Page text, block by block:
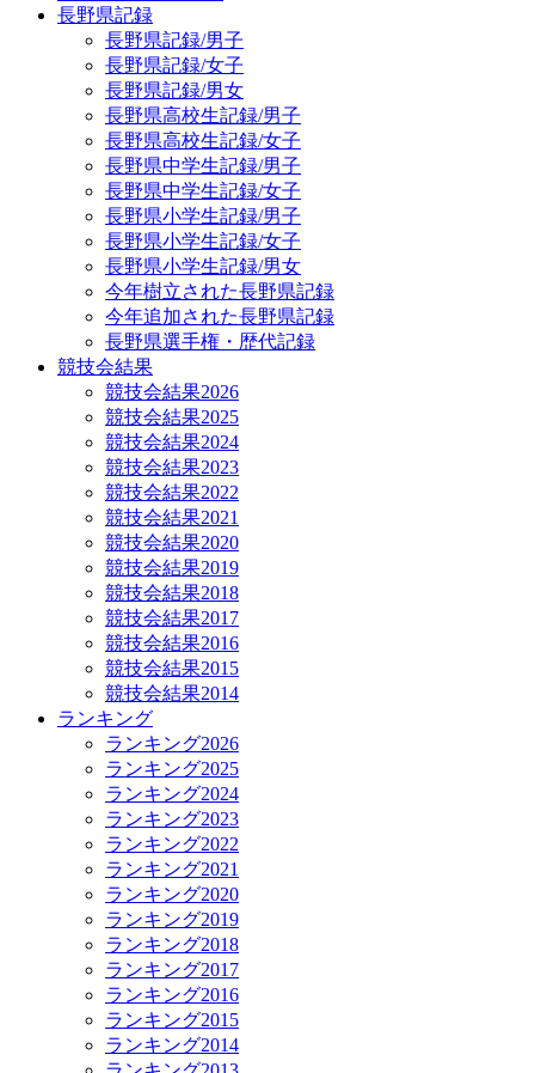
長野県記録
長野県記録/男子
長野県記録/女子
長野県記録/男女
長野県高校生記録/男子
長野県高校生記録/女子
長野県中学生記録/男子
長野県中学生記録/女子
長野県小学生記録/男子
長野県小学生記録/女子
長野県小学生記録/男女
今年樹立された長野県記録
今年追加された長野県記録
長野県選手権・歴代記録
競技会結果
競技会結果2026
競技会結果2025
競技会結果2024
競技会結果2023
競技会結果2022
競技会結果2021
競技会結果2020
競技会結果2019
競技会結果2018
競技会結果2017
競技会結果2016
競技会結果2015
競技会結果2014
ランキング
ランキング2026
ランキング2025
ランキング2024
ランキング2023
ランキング2022
ランキング2021
ランキング2020
ランキング2019
ランキング2018
ランキング2017
ランキング2016
ランキング2015
ランキング2014